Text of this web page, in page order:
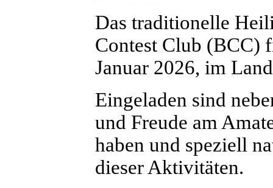
Das traditionelle
Contest Club (BCC)
Januar 2026, im
Eingeladen sind
und Freude am
haben und speziell
dieser Aktivitäten.